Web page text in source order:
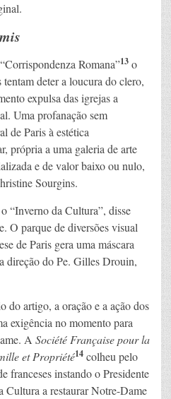
Romana”13 o
deter a loucura do clero,
expulsa das igrejas a
Uma profanação sem
de Paris à estética
própria a uma galeria de arte
e de valor baixo ou nulo,
Sourgins.
“Inverno da Cultura”, disse
O parque de diversões visual
de Paris gera uma máscara
direção do Pe. Gilles Drouin,
do artigo, a oração e a ação dos
exigência no momento para
A Société Française pour la
et Propriété14 colheu pelo
franceses instando o Presidente
a restaurar Notre-Dame